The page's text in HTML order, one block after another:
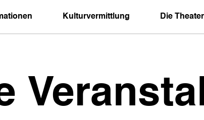
Kulturvermittlung Die Theater